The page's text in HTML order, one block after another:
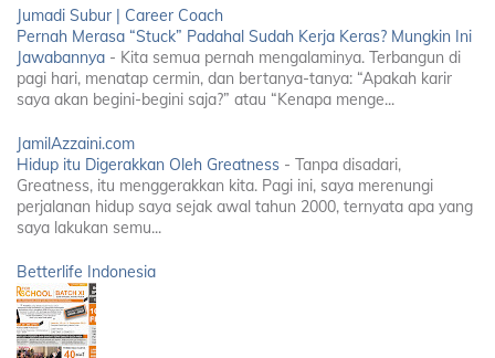
Jumadi Subur | Career Coach
Pernah Merasa “Stuck” Padahal Sudah Kerja Keras? Mungkin Ini
Jawabannya - Kita semua pernah mengalaminya. Terbangun di
pagi hari, menatap cermin, dan bertanya-tanya: “Apakah karir
saya akan begini-begini saja?” atau “Kenapa menge...
JamilAzzaini.com
Hidup itu Digerakkan Oleh Greatness - Tanpa disadari,
Greatness, itu menggerakkan kita. Pagi ini, saya merenungi
perjalanan hidup saya sejak awal tahun 2000, ternyata apa yang
saya lakukan semu...
Betterlife Indonesia